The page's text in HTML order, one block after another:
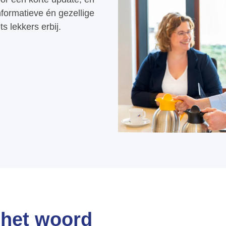
én gezellige
lekkers erbij.
woord